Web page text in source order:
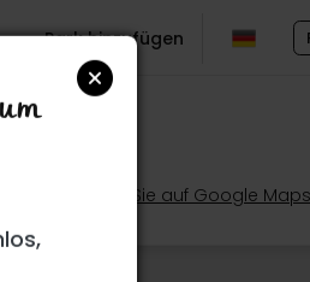
Park hinzufügen
Suchen Sie auf Google Maps